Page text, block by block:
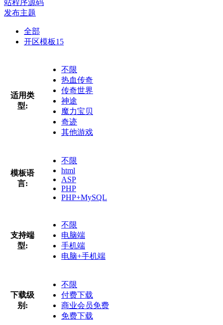
站程序源码
发布主题
全部
开区模板15
适用类
型:
不限
热血传奇
传奇世界
神途
魔力宝贝
奇迹
其他游戏
模板语
言:
不限
html
ASP
PHP
PHP+MySQL
支持端
型:
不限
电脑端
手机端
电脑+手机端
下载级
别:
不限
付费下载
商业会员免费
免费下载